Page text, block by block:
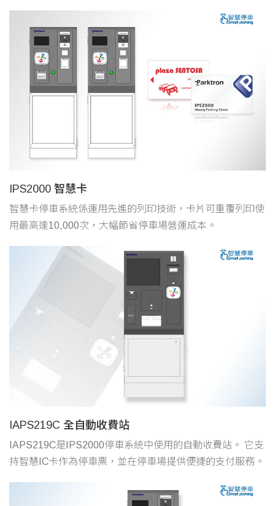
IPS2000 智慧卡
智慧卡停車系統係運用先進的列印技術，卡片可重覆列印使
用最高達10,000次，大幅節省停車場營運成本。
IAPS219C 全自動收費站
IAPS219C是IPS2000停車系統中使用的自動收費站。 它支
持智慧IC卡作為停車票，並在停車場提供便捷的支付服務。